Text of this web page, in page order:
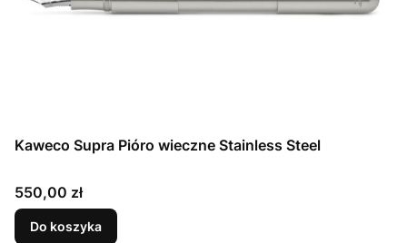
Kaweco Supra Pióro wieczne Stainless Steel
Cena
550,00 zł
Do koszyka